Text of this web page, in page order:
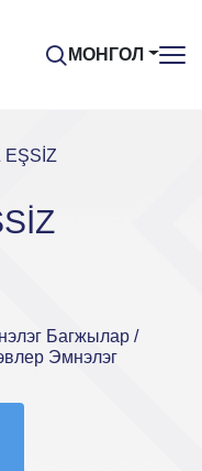
МОНГОЛ
EŞSİZ
Багжылар /
Эмнэлэг